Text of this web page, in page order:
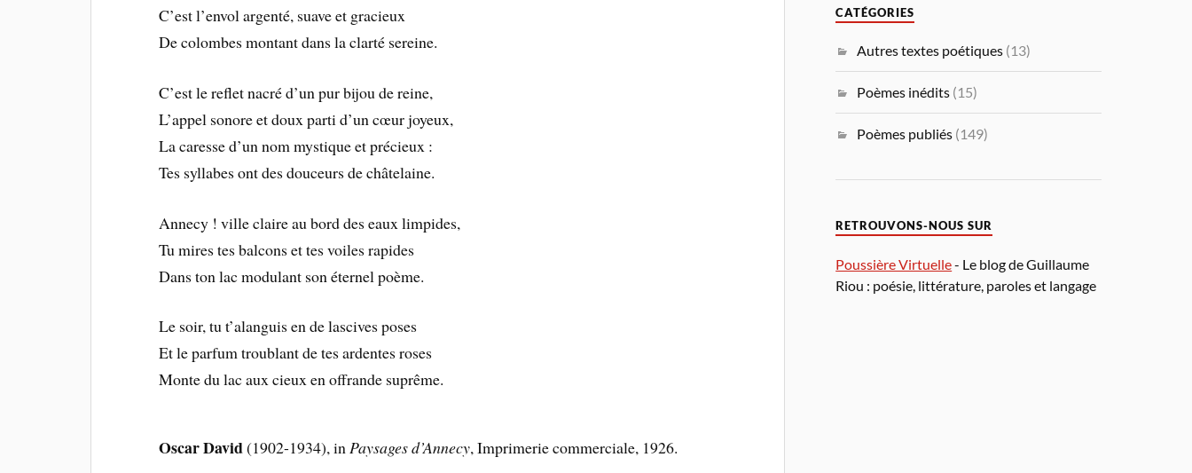
C’est l’envol argenté, suave et gracieux
De colombes montant dans la clarté sereine.
C’est le reflet nacré d’un pur bijou de reine,
L’appel sonore et doux parti d’un cœur joyeux,
La caresse d’un nom mystique et précieux :
Tes syllabes ont des douceurs de châtelaine.
Annecy ! ville claire au bord des eaux limpides,
Tu mires tes balcons et tes voiles rapides
Dans ton lac modulant son éternel poème.
Le soir, tu t’alanguis en de lascives poses
Et le parfum troublant de tes ardentes roses
Monte du lac aux cieux en offrande suprême.
Oscar David(1902-1934), inPaysages d’Annecy, Imprimerie commerciale, 1926.
CATÉGORIES
Autres textes poétiques (13)
Poèmes inédits (15)
Poèmes publiés (149)
RETROUVONS-NOUS SUR
Poussière Virtuelle- Le blog de Guillaume
Riou : poésie, littérature, paroles et langage